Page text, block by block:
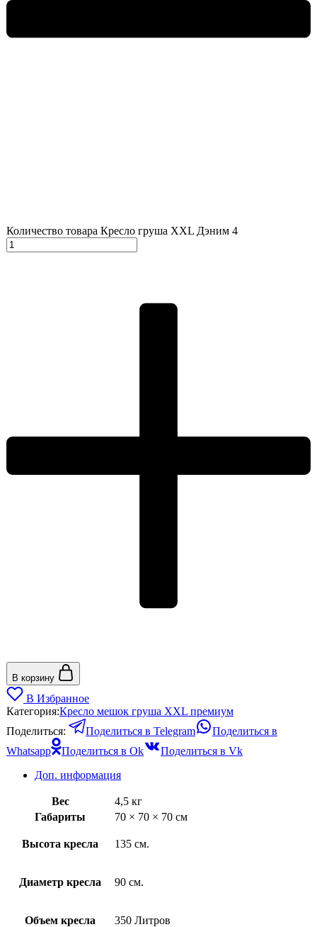
Количество товара Кресло груша XXL Дэним 4
В корзину
В Избранное
Категория:Кресло мешок груша XXL премиум
Поделиться:
Поделиться в Telegram
Поделиться в
Whatsapp
Поделиться в Ok
Поделиться в Vk
Доп. информация
Вес
4,5 кг
Габариты
70 × 70 × 70 см
Высота кресла 135 см.
Диаметр кресла 90 см.
Объем кресла 350 Литров